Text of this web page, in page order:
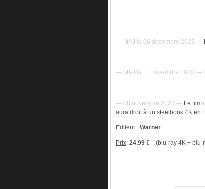
— MAJ le 06 décembre 2023 —
— MAJ le 11 novembre 2023 —
— 08 novembre 2023 — Le film
aura droit à un steelbook 4K en
Editeur : Warner
Prix: 24,99 € (blu-ray 4K + blu-